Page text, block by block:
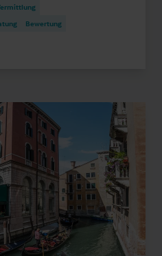
Bewertung